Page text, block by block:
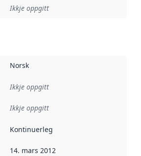
Ikkje oppgitt
Norsk
:
Ikkje oppgitt
Ikkje oppgitt
:
Kontinuerleg
14. mars 2012